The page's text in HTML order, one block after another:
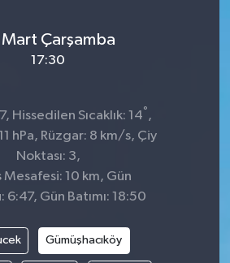
Mart Çarşamba
17:30
Hissedilen Sıcaklık: 14° ,
hPa, Rüzgar: 8 km/s, Çiy
Noktası: 3,
Mesafesi: 10 km, Gün
6:47, Gün Batımı: 18:50
Gümüşhacıköy